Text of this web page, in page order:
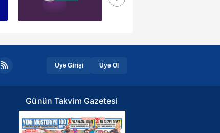
Üye Girişi Üye Ol
Günün Takvim Gazetesi